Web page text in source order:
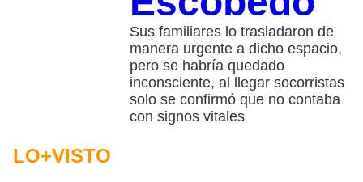
Sus familiares lo trasladaron de
manera urgente a dicho espacio,
pero se habría quedado
inconsciente, al llegar socorristas
solo se confirmó que no contaba
con signos vitales
LO+VISTO